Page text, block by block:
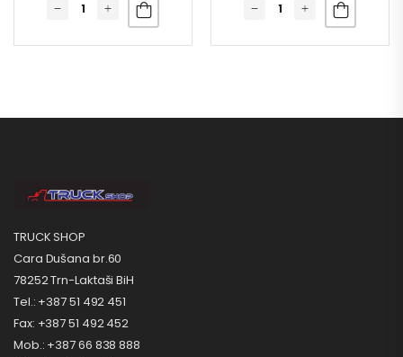
TRUCK SHOP
Cara Dušana br.60
78252 Trn-Laktaši BiH
Tel.: +387 51 492 451
Fax: +387 51 492 452
Mob.: +387 66 838 888